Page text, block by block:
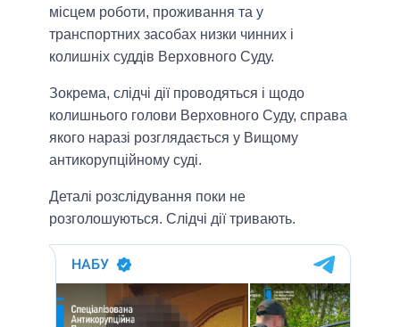
місцем роботи, проживання та у
транспортних засобах низки чинних і
колишніх суддів Верховного Суду.
Зокрема, слідчі дії проводяться і щодо
колишнього голови Верховного Суду, справа
якого наразі розглядається у Вищому
антикорупційному суді.
Деталі розслідування поки не
розголошуються. Слідчі дії тривають.